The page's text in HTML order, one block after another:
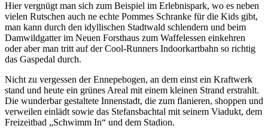
Hier vergnügt man sich zum Beispiel im Erlebnispark, wo es neben
vielen Rutschen auch ne echte Pommes Schranke für die Kids gibt,
man kann durch den idyllischen Stadtwald schlendern und beim
Damwildgatter im Neuen Forsthaus zum Waffelessen einkehren
oder aber man tritt auf der Cool-Runners Indoorkartbahn so richtig
das Gaspedal durch.
Nicht zu vergessen der Ennepebogen, an dem einst ein Kraftwerk
stand und heute ein grünes Areal mit einem kleinen Strand erstrahlt.
Die wunderbar gestaltete Innenstadt, die zum flanieren, shoppen und
verweilen einlädt sowie das Stefansbachtal mit seinem Viadukt, dem
Freizeitbad „Schwimm In“ und dem Stadion.